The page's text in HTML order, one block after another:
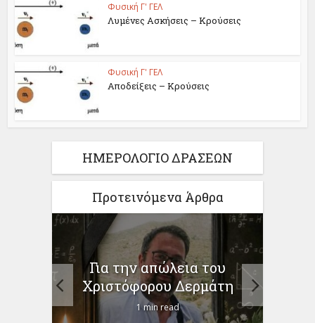
Φυσική Γ' ΓΕΛ
Λυμένες Ασκήσεις – Κρούσεις
Φυσική Γ' ΓΕΛ
Αποδείξεις – Κρούσεις
ΗΜΕΡΟΛΟΓΙΟ ΔΡΑΣΕΩΝ
Προτεινόμενα Άρθρα
Για την απώλεια του
Χριστόφορου Δερμάτη
1 min read